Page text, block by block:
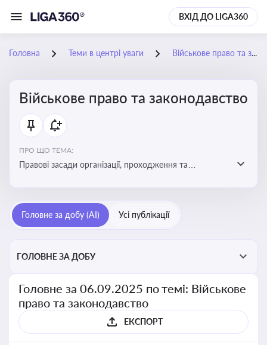
ВХІД ДО LIGA360
Головна Теми в центрі уваги Військове право та законодавство
Військове право та законодавство
ПРО ЩО ТЕМА:
Правові засади організації, проходження та
військовослужбовців у воєнний час
Головне за добу (AI) Усі публікації
ГОЛОВНЕ ЗА ДОБУ
Головне за 06.09.2025 по темі: Військове
право та законодавство
ЕКСПОРТ